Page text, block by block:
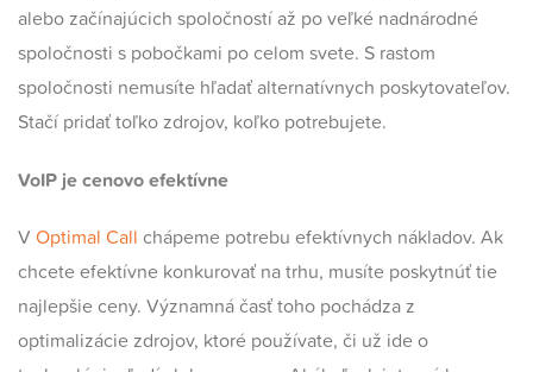
alebo začínajúcich spoločností až po veľké nadnárodné
spoločnosti s pobočkami po celom svete. S rastom
spoločnosti nemusíte hľadať alternatívnych poskytovateľov.
Stačí pridať toľko zdrojov, koľko potrebujete.
VoIP je cenovo efektívne
V Optimal Call chápeme potrebu efektívnych nákladov. Ak
chcete efektívne konkurovať na trhu, musíte poskytnúť tie
najlepšie ceny. Významná časť toho pochádza z
optimalizácie zdrojov, ktoré používate, či už ide o